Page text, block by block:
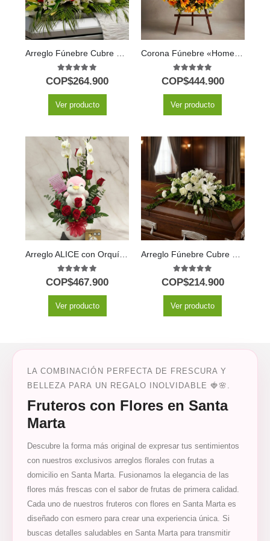
Arreglo Fúnebre Cubre Caja Paraíso
5.00out of 5
COP$264.900
Ver producto
Corona Fúnebre «Homenaje Perpetuo Abraham» para un Último Adiós 🕊️
5.00out of 5
COP$444.900
Ver producto
5.00out of 5
COP$467.900
Ver producto
5.00out of 5
COP$214.900
Ver producto
LA COMBINACIÓN PERFECTA DE FRESCURA Y
BELLEZA PARA UN REGALO INOLVIDABLE 🍓🌸.
Fruteros con Flores en Santa
Marta
Descubre la forma más original de expresar tus sentimientos
con nuestros exclusivos arreglos florales con frutas a
domicilio en Santa Marta. Fusionamos la elegancia de las
flores más frescas con el sabor de frutas de primera calidad.
Cada uno de nuestros fruteros con flores en Santa Marta es
diseñado con esmero para crear una experiencia única. Si
buscas detalles saludables en Santa Marta para transmitir